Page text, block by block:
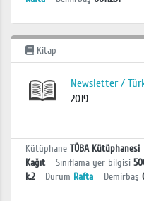
Kitap
Newsletter /
2019
Kütüphane TÜBA Kütüphanesi
Kağıt
Sınıflama yer bilgisi
k.2
Durum Rafta Demirbaş